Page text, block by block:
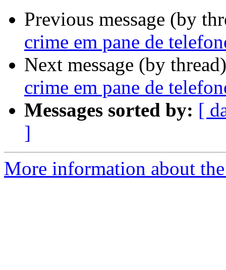
Previous message (by
crime em pane de
Next message (by
crime em pane de
Messages sorted by: [
]
More information about